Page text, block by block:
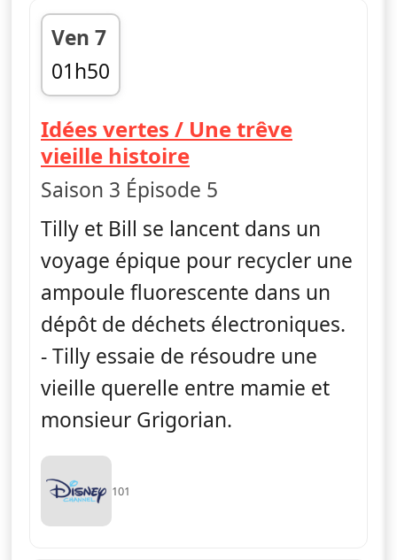
Ven 7
01h50
fin 02h10
Idées vertes / Une trêve
vieille histoire— Les Green à Big
Saison 3 Épisode 5
Tilly et Bill se lancent dans un
voyage épique pour recycler une
ampoule fluorescente dans un
dépôt de déchets électroniques.
- Tilly essaie de résoudre une
vieille querelle entre mamie et
monsieur Grigorian.
101